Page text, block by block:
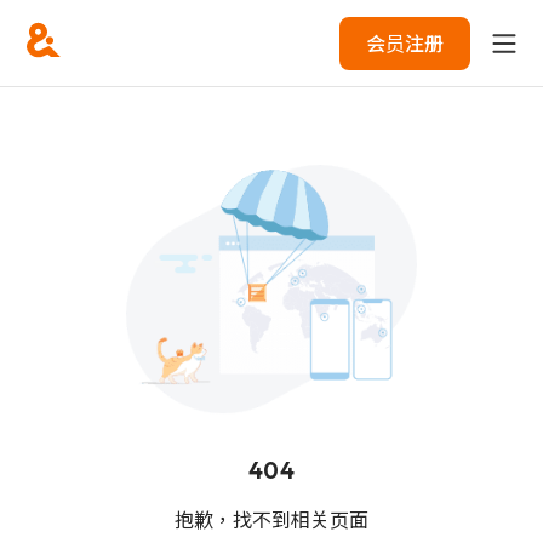
会员注册
404
抱歉，找不到相关页面